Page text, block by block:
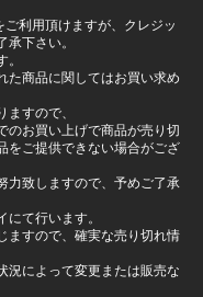
利用頂けますが、クレジッ
承下さい。
た商品に関してはお買い求め
すので、
お買い上げで商品が売り切
をご提供できない場合がござ
力致しますので、予めご了承
にて行います。
ますので、確実な売り切れ情
況によって変更または販売な